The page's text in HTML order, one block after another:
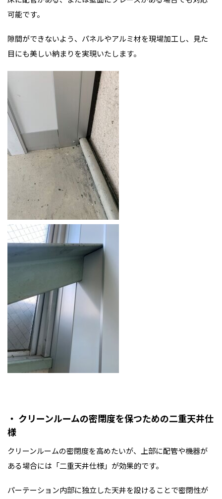
可能です。
隙間ができないよう、パネルやアルミ材を現場加工し、見た
目にも美しい納まりを実現いたします。
・ クリーンルームの密閉度を保つための二重天井仕
様
クリーンルームの密閉度を高めたいが、上部に配管や機器が
ある場合には「二重天井仕様」が効果的です。
パーテーション内部に独立した天井を設けることで密閉性が